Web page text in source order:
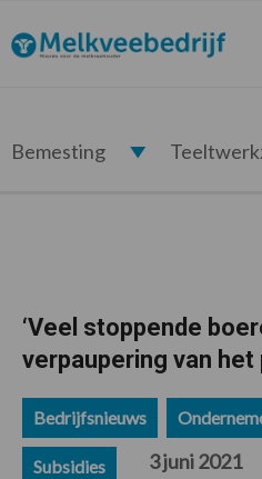
de
hoofdnavigatie
de
hoofd
de
eerste
de
voettekst
Melkveebedrijf.nl
Bemesting
‘Veel stoppende
verpaupering van het
Bedrijfsnieuws
Subsidies 3 juni 2021